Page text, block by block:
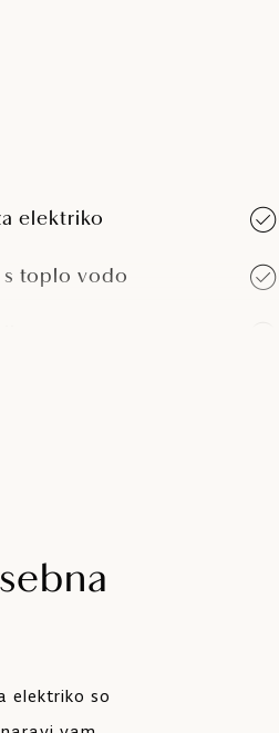
elektriko
s toplo vodo
elektriko so